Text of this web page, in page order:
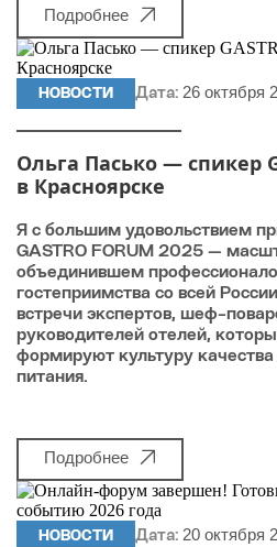
Подробнее
НОВОСТИ Дата: 26 октября
Ольга Пасько — спикер
в Красноярске
Я с большим удовольствием
GASTRO FORUM 2025 —
объединившем
гостеприимства со всей
встречи экспертов, шеф-
руководителей отелей,
формируют культуру качества
питания.
Подробнее
НОВОСТИ Дата: 20 октября